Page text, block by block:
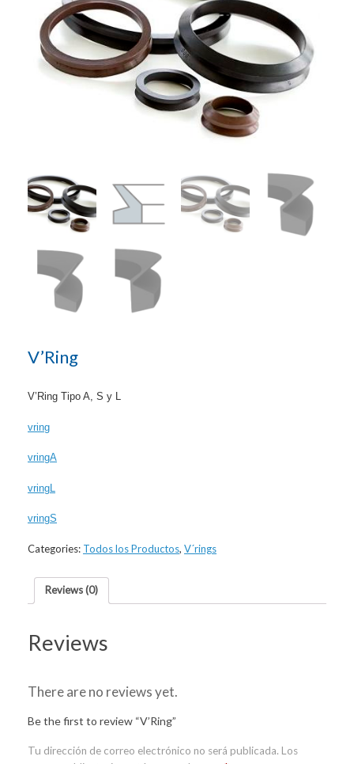
V’Ring
V’Ring Tipo A, S y L
vring
vringA
vringL
vringS
Categories: Todos los Productos, V´rings
Reviews (0)
Reviews
There are no reviews yet.
Be the first to review “V’Ring”
Tu dirección de correo electrónico no será publicada. Los